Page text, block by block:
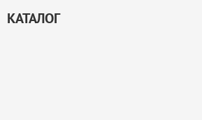
КАТАЛОГ